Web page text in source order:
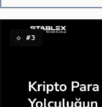
◇ #3